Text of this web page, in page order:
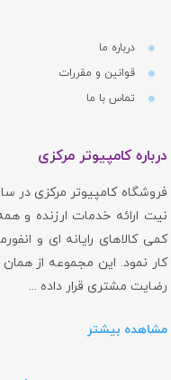
درباره ما
قوانین و مقررات
تماس با ما
درباره کامپیوتر مرکزی
نیت ارائه خدمات ارزنده و
کمی کالاهای رایانه ای و
کار نمود. این مجموعه از همان
رضایت مشتری قرار داده ...
مشاهده بیشتر